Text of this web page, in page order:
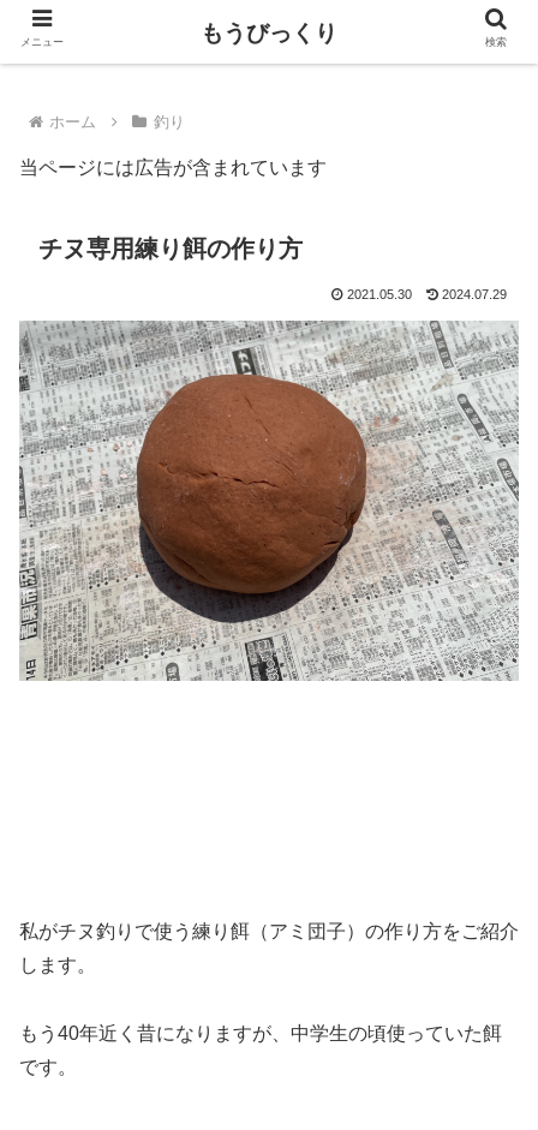
壱岐出身釣り好きサラリーマンのBlog
ホーム 釣り
当ページには広告が含まれています
チヌ専用練り餌の作り方
2021.05.30 2024.07.29
私がチヌ釣りで使う練り餌（アミ団子）の作り方をご紹介
します。
もう40年近く昔になりますが、中学生の頃使っていた餌
です。
メニュー もうびっくり 検索